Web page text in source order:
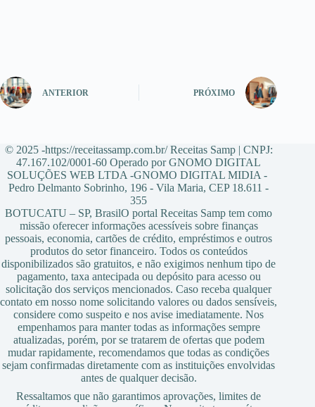
ANTERIOR PRÓXIMO
© 2025 -https://receitassamp.com.br/ Receitas Samp | CNPJ:
47.167.102/0001-60 Operado por GNOMO DIGITAL
SOLUÇÕES WEB LTDA -GNOMO DIGITAL MIDIA -
Pedro Delmanto Sobrinho, 196 - Vila Maria, CEP 18.611 -
355
BOTUCATU – SP, BrasilO portal Receitas Samp tem como
missão oferecer informações acessíveis sobre finanças
pessoais, economia, cartões de crédito, empréstimos e outros
produtos do setor financeiro. Todos os conteúdos
disponibilizados são gratuitos, e não exigimos nenhum tipo de
pagamento, taxa antecipada ou depósito para acesso ou
solicitação dos serviços mencionados. Caso receba qualquer
contato em nosso nome solicitando valores ou dados sensíveis,
considere como suspeito e nos avise imediatamente. Nos
empenhamos para manter todas as informações sempre
atualizadas, porém, por se tratarem de ofertas que podem
mudar rapidamente, recomendamos que todas as condições
sejam confirmadas diretamente com as instituições envolvidas
antes de qualquer decisão.
Ressaltamos que não garantimos aprovações, limites de